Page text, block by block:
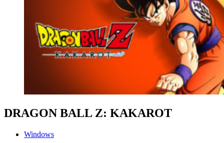
DRAGON BALL Z: KAKAROT
Windows